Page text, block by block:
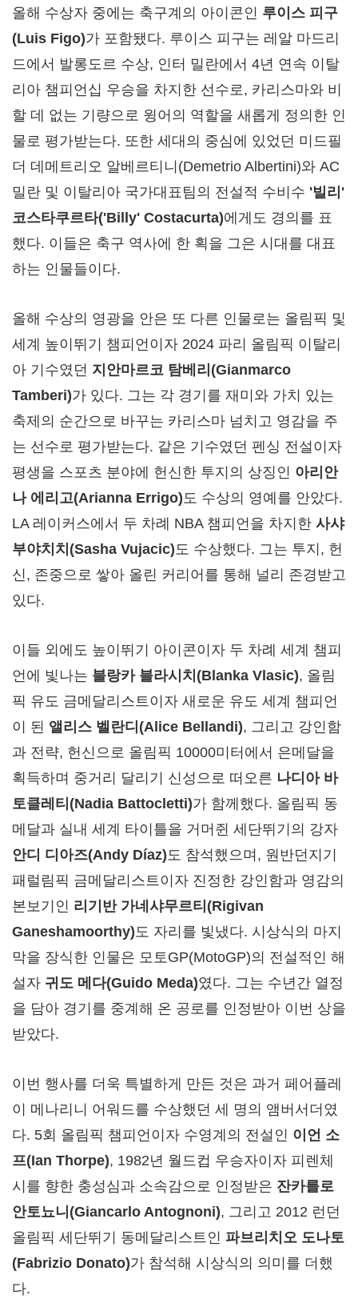
올해 수상자 중에는 축구계의 아이콘인 루이스 피구
(Luis Figo)가 포함됐다. 루이스 피구는 레알 마드리
드에서 발롱도르 수상, 인터 밀란에서 4년 연속 이탈
리아 챔피언십 우승을 차지한 선수로, 카리스마와 비
할 데 없는 기량으로 윙어의 역할을 새롭게 정의한 인
물로 평가받는다. 또한 세대의 중심에 있었던 미드필
더 데메트리오 알베르티니(Demetrio Albertini)와 AC
밀란 및 이탈리아 국가대표팀의 전설적 수비수 '빌리'
코스타쿠르타('Billy' Costacurta)에게도 경의를 표
했다. 이들은 축구 역사에 한 획을 그은 시대를 대표
하는 인물들이다.
올해 수상의 영광을 안은 또 다른 인물로는 올림픽 및
세계 높이뛰기 챔피언이자 2024 파리 올림픽 이탈리
아 기수였던 지안마르코 탐베리 (Gianmarco
Tamberi)가 있다. 그는 각 경기를 재미와 가치 있는
축제의 순간으로 바꾸는 카리스마 넘치고 영감을 주
는 선수로 평가받는다. 같은 기수였던 펜싱 전설이자
평생을 스포츠 분야에 헌신한 투지의 상징인 아리안
나 에리고(Arianna Errigo)도 수상의 영예를 안았다.
LA 레이커스에서 두 차례 NBA 챔피언을 차지한 사샤
부야치치 (Sasha Vujacic)도 수상했다. 그는 투지, 헌
신, 존중으로 쌓아 올린 커리어를 통해 널리 존경받고
있다.
이들 외에도 높이뛰기 아이콘이자 두 차례 세계 챔피
언에 빛나는 블랑카 블라시치 (Blanka Vlasic), 올림
픽 유도 금메달리스트이자 새로운 유도 세계 챔피언
이 된 앨리스 벨란디 (Alice Bellandi), 그리고 강인함
과 전략, 헌신으로 올림픽 10000미터에서 은메달을
획득하며 중거리 달리기 신성으로 떠오른 나디아 바
토클레티 (Nadia Battocletti)가 함께했다. 올림픽 동
메달과 실내 세계 타이틀을 거머쥔 세단뛰기의 강자
안디 디아즈(Andy Díaz)도 참석했으며, 원반던지기
패럴림픽 금메달리스트이자 진정한 강인함과 영감의
본보기인 리기반 가네샤무르티 (Rigivan
Ganeshamoorthy)도 자리를 빛냈다. 시상식의 마지
막을 장식한 인물은 모토GP(MotoGP)의 전설적인 해
설자 귀도 메다(Guido Meda)였다. 그는 수년간 열정
을 담아 경기를 중계해 온 공로를 인정받아 이번 상을
받았다.
이번 행사를 더욱 특별하게 만든 것은 과거 페어플레
이 메나리니 어워드를 수상했던 세 명의 앰버서더였
다. 5회 올림픽 챔피언이자 수영계의 전설인 이언 소
프(Ian Thorpe), 1982년 월드컵 우승자이자 피렌체
시를 향한 충성심과 소속감으로 인정받은 잔카를로
안토뇨니 (Giancarlo Antognoni), 그리고 2012 런던
올림픽 세단뛰기 동메달리스트인 파브리치오 도나토
(Fabrizio Donato)가 참석해 시상식의 의미를 더했
다.